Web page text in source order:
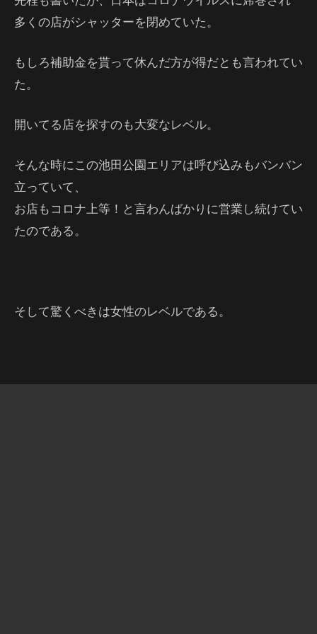
多くの店がシャッターを閉めていた。
もしろ補助金を貰って休んだ方が得だとも言われてい
た。
開いてる店を探すのも大変なレベル。
そんな時にこの池田公園エリアは呼び込みもバンバン
立っていて、
お店もコロナ上等！と言わんばかりに営業し続けてい
たのである。
そして驚くべきは女性のレベルである。